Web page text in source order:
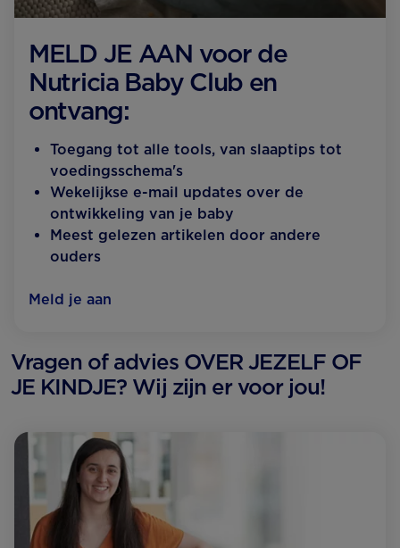
MELD JE AAN voor de
Nutricia Baby Club en
ontvang:
Toegang tot alle tools, van slaaptips tot
voedingsschema's
Wekelijkse e-mail updates over de
ontwikkeling van je baby
Meest gelezen artikelen door andere
ouders
Meld je aan
Vragen of advies OVER JEZELF OF
JE KINDJE? Wij zijn er voor jou!